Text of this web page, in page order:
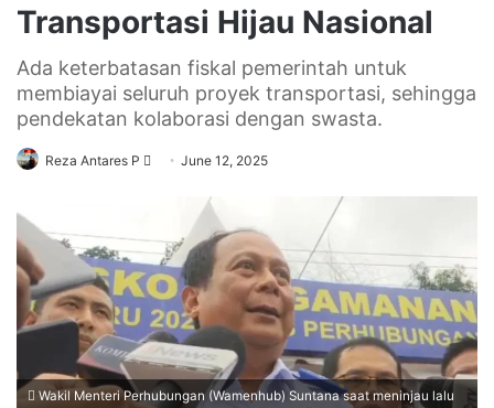
Transportasi Hijau Nasional
Ada keterbatasan fiskal pemerintah untuk
membiayai seluruh proyek transportasi, sehingga
pendekatan kolaborasi dengan swasta.
Reza Antares P
SendJune 12, 2025
Wakil Menteri Perhubungan (Wamenhub) Suntana saat meninjau lalu